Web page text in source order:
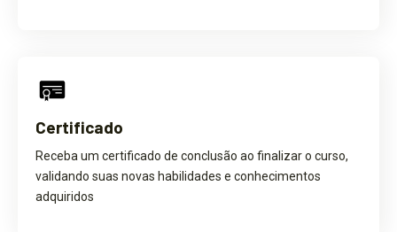
Certificado
Receba um certificado de conclusão ao finalizar o curso,
validando suas novas habilidades e conhecimentos
adquiridos